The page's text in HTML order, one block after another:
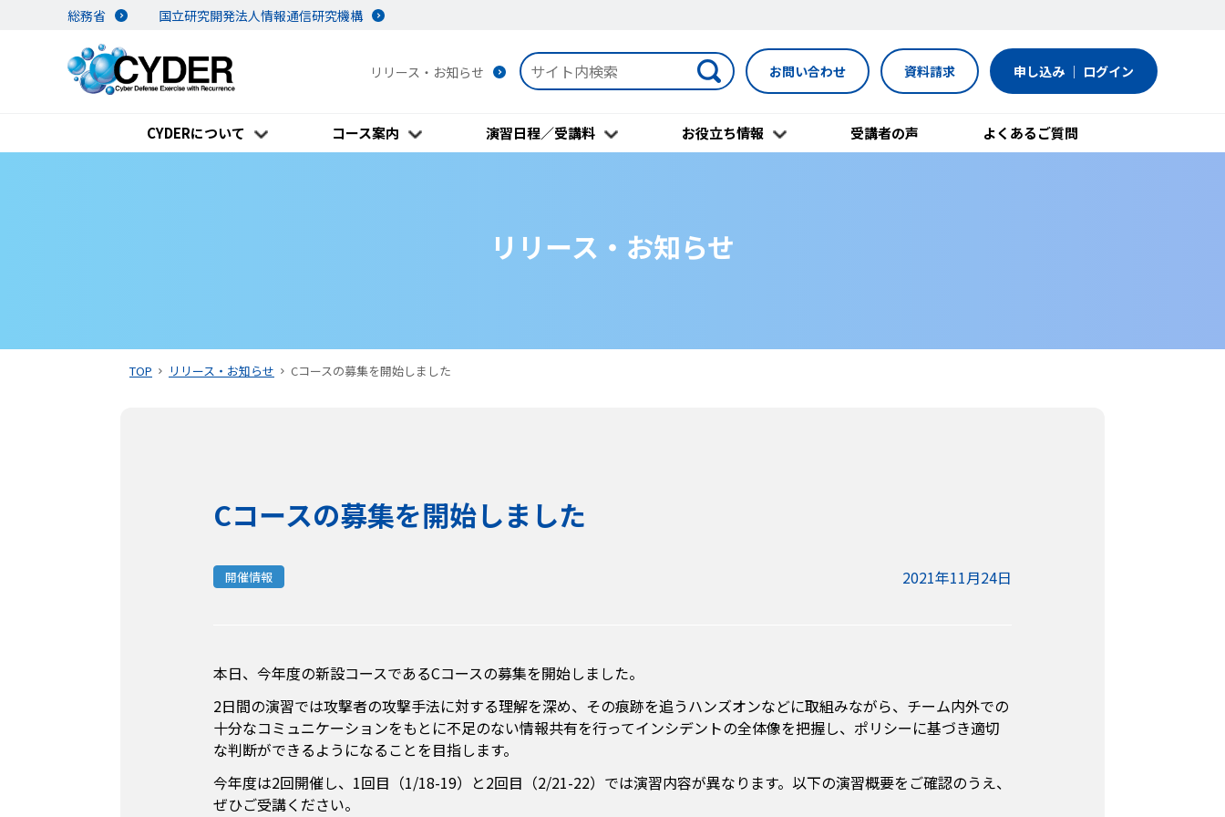
総務省 国立研究開発法人情報通信研究機構
リリース・お知らせ お問い合わせ 資料請求 申し込み ｜ ログイン
CYDERについて コース案内 演習日程／受講料 お役立ち情報 受講者の声 よくあるご質問
リリース・お知らせ
TOP リリース・お知らせ Cコースの募集を開始しました
Cコースの募集を開始しました
2021年11月24日
開催情報
本日、今年度の新設コースであるCコースの募集を開始しました。
2日間の演習では攻撃者の攻撃手法に対する理解を深め、その痕跡を追うハンズオンなどに取組みながら、チーム内外での
十分なコミュニケーションをもとに不足のない情報共有を行ってインシデントの全体像を把握し、ポリシーに基づき適切
な判断ができるようになることを目指します。
今年度は2回開催し、1回目（1/18-19）と2回目（2/21-22）では演習内容が異なります。以下の演習概要をご確認のうえ、
ぜひご受講ください。